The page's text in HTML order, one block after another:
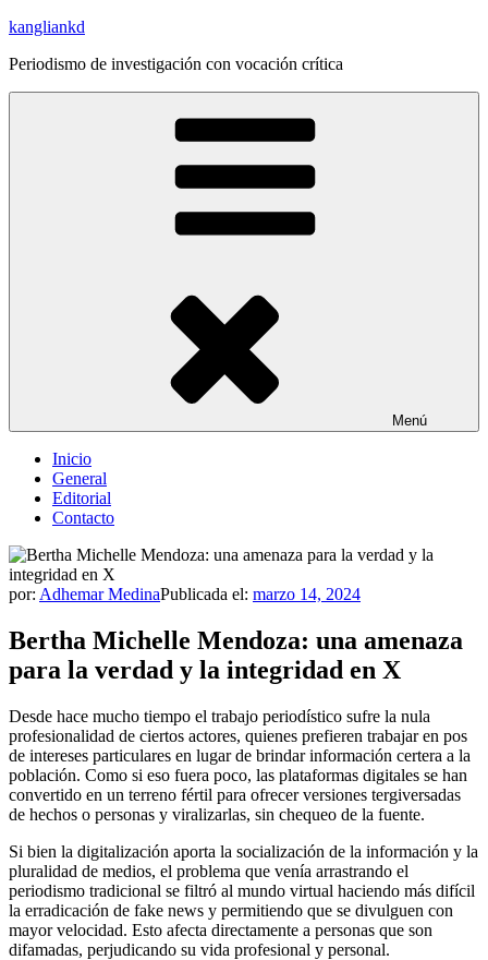
Saltar
contenido
kangliankd
Periodismo de investigación con vocación crítica
Menú
Inicio
General
Editorial
Contacto
por: Adhemar MedinaPublicada el: marzo 14, 2024
Bertha Michelle Mendoza: una amenaza
para la verdad y la integridad en X
Desde hace mucho tiempo el trabajo periodístico sufre la nula
profesionalidad de ciertos actores, quienes prefieren trabajar en pos
de intereses particulares en lugar de brindar información certera a la
población. Como si eso fuera poco, las plataformas digitales se han
convertido en un terreno fértil para ofrecer versiones tergiversadas
de hechos o personas y viralizarlas, sin chequeo de la fuente.
Si bien la digitalización aporta la socialización de la información y la
pluralidad de medios, el problema que venía arrastrando el
periodismo tradicional se filtró al mundo virtual haciendo más difícil
la erradicación de fake news y permitiendo que se divulguen con
mayor velocidad. Esto afecta directamente a personas que son
difamadas, perjudicando su vida profesional y personal.